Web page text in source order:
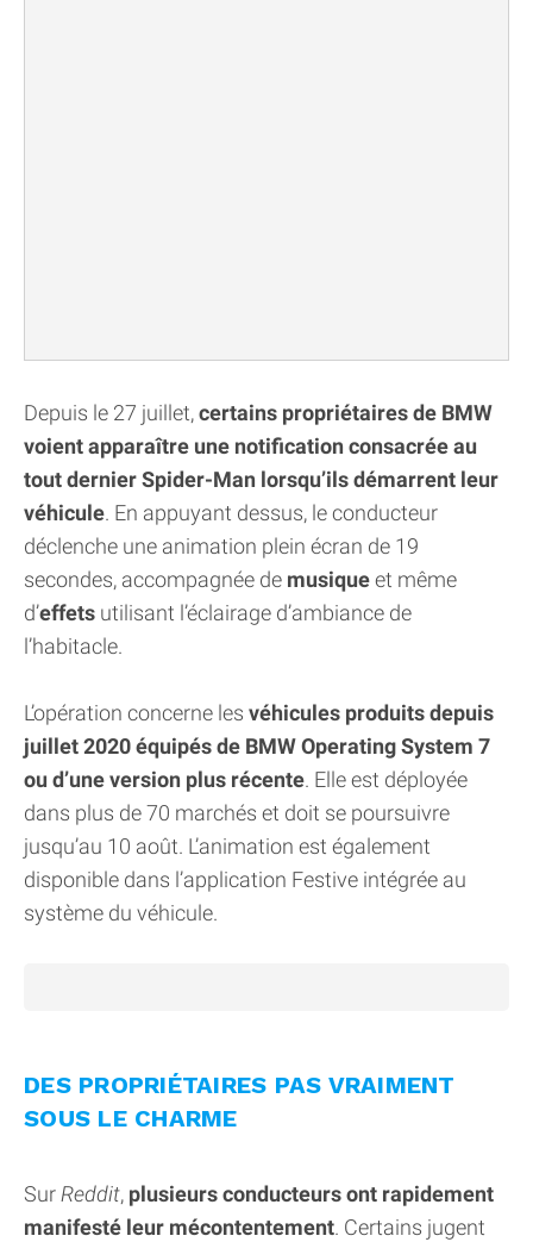
Depuis le 27 juillet,certains propriétaires de BMW
voient apparaître une notification consacrée au
tout dernier Spider-Man lorsqu’ils démarrent leur
véhicule. En appuyant dessus, le conducteur
déclenche une animation plein écran de 19
secondes, accompagnée de musiqueet même
d’effets utilisant l’éclairage d’ambiance de
l’habitacle.
L’opération concerne les véhicules produits depuis
juillet 2020 équipés de BMW Operating System 7
ou d’une version plus récente. Elle est déployée
dans plus de 70 marchés et doit se poursuivre
jusqu’au 10 août. L’animation est également
disponible dans l’application Festive intégrée au
système du véhicule.
DES PROPRIÉTAIRES PAS VRAIMENT
SOUS LE CHARME
SurReddit, plusieurs conducteurs ont rapidement
manifesté leur mécontentement. Certains jugent